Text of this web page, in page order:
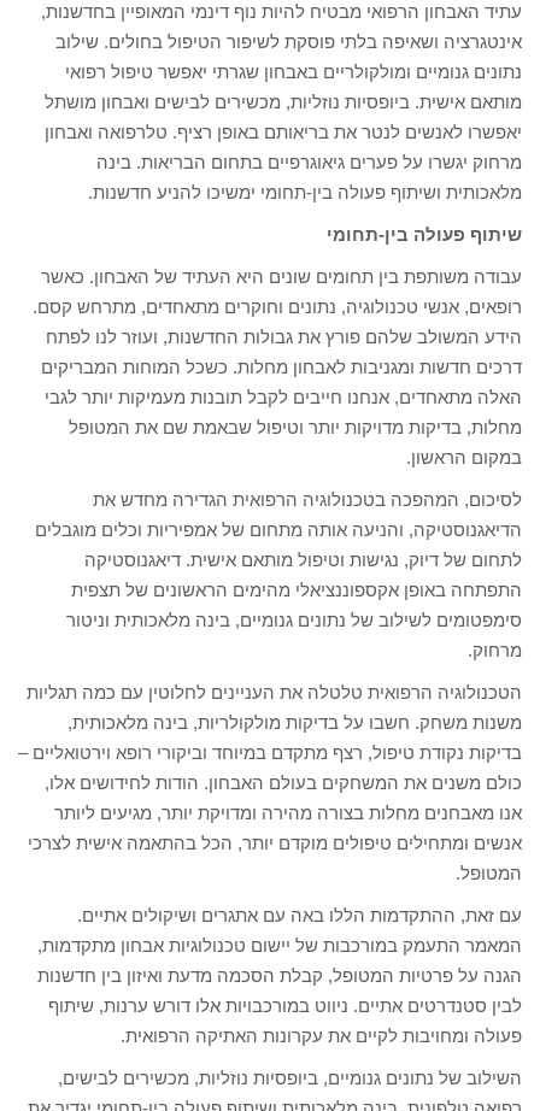
עתיד האבחון הרפואי מבטיח להיות נוף דינמי המאופיין בחדשנות,
אינטגרציה ושאיפה בלתי פוסקת לשיפור הטיפול בחולים. שילוב
נתונים גנומיים ומולקולריים באבחון שגרתי יאפשר טיפול רפואי
מותאם אישית. ביופסיות נוזליות, מכשירים לבישים ואבחון מושתל
יאפשרו לאנשים לנטר את בריאותם באופן רציף. טלרפואה ואבחון
מרחוק יגשרו על פערים גיאוגרפיים בתחום הבריאות. בינה
מלאכותית ושיתוף פעולה בין-תחומי ימשיכו להניע חדשנות.
שיתוף פעולה בין-תחומי
עבודה משותפת בין תחומים שונים היא העתיד של האבחון. כאשר
רופאים, אנשי טכנולוגיה, נתונים וחוקרים מתאחדים, מתרחש קסם.
הידע המשולב שלהם פורץ את גבולות החדשנות, ועוזר לנו לפתח
דרכים חדשות ומגניבות לאבחון מחלות. כשכל המוחות המבריקים
האלה מתאחדים, אנחנו חייבים לקבל תובנות מעמיקות יותר לגבי
מחלות, בדיקות מדויקות יותר וטיפול שבאמת שם את המטופל
במקום הראשון.
לסיכום, המהפכה בטכנולוגיה הרפואית הגדירה מחדש את
הדיאגנוסטיקה, והניעה אותה מתחום של אמפיריות וכלים מוגבלים
לתחום של דיוק, נגישות וטיפול מותאם אישית. דיאגנוסטיקה
התפתחה באופן אקספוננציאלי מהימים הראשונים של תצפית
סימפטומים לשילוב של נתונים גנומיים, בינה מלאכותית וניטור
מרחוק.
הטכנולוגיה הרפואית טלטלה את העניינים לחלוטין עם כמה תגליות
משנות משחק. חשבו על בדיקות מולקולריות, בינה מלאכותית,
בדיקות נקודת טיפול, רצף מתקדם במיוחד וביקורי רופא וירטואליים –
כולם משנים את המשחקים בעולם האבחון. הודות לחידושים אלו,
אנו מאבחנים מחלות בצורה מהירה ומדויקת יותר, מגיעים ליותר
אנשים ומתחילים טיפולים מוקדם יותר, הכל בהתאמה אישית לצרכי
המטופל.
עם זאת, ההתקדמות הללו באה עם אתגרים ושיקולים אתיים.
המאמר התעמק במורכבות של יישום טכנולוגיות אבחון מתקדמות,
הגנה על פרטיות המטופל, קבלת הסכמה מדעת ואיזון בין חדשנות
לבין סטנדרטים אתיים. ניווט במורכבויות אלו דורש ערנות, שיתוף
פעולה ומחויבות לקיים את עקרונות האתיקה הרפואית.
השילוב של נתונים גנומיים, ביופסיות נוזליות, מכשירים לבישים,